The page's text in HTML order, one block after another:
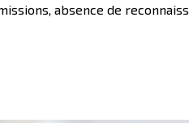
absence de